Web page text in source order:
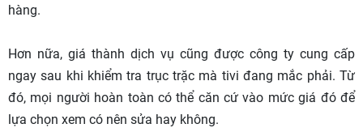
hàng.
Hơn nữa, giá thành dịch vụ cũng được công ty cung cấp
ngay sau khi khiểm tra trục trặc mà tivi đang mắc phải. Từ
đó, mọi người hoàn toàn có thể căn cứ vào mức giá đó để
lựa chọn xem có nên sửa hay không.